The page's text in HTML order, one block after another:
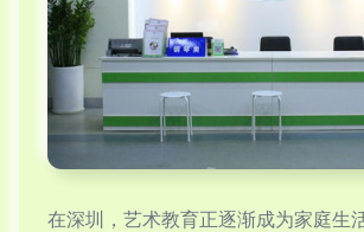
在深圳，艺术教育正逐渐成为家庭生